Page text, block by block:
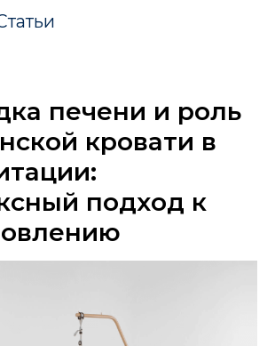
печени и роль
кровати в
подход к